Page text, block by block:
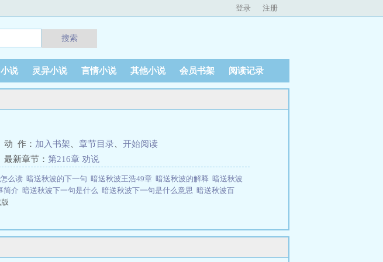
登录 注册
搜索
说 灵异小说 言情小说 其他小说 会员书架 阅读记录
动 作： 加入书架 章节目录
开始阅读
最新章节： 第216章 劝说
么读 暗送秋波的下一句 暗送秋波王浩49章 暗送秋波的解释 暗送秋波
简介 暗送秋波下一句是什么 暗送秋波下一句是什么意思 暗送秋波百